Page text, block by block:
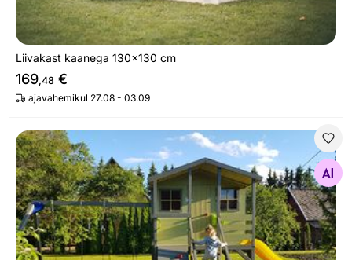
Liivakast kaanega 130x130 cm
169,48 €
ajavahemikul 27.08 - 03.09
Mängumaja komplekt Merlyn 4
Otsi sarnaseid